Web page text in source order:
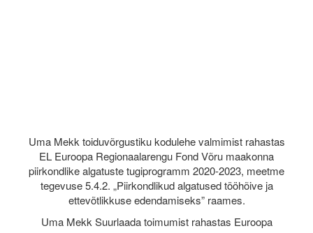
Uma Mekk toiduvõrgustiku kodulehe valmimist rahastas
EL Euroopa Regionaalarengu Fond Võru maakonna
piirkondlike algatuste tugiprogramm 2020-2023, meetme
tegevuse 5.4.2. „Piirkondlikud algatused tööhõive ja
ettevõtlikkuse edendamiseks” raames.
Uma Mekk Suurlaada toimumist rahastas Euroopa